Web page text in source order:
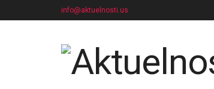
info@aktuelnosti.us